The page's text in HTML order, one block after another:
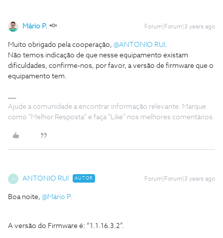
Mário P. Forum|Forum|3 years ago
Muito obrigado pela cooperação, @ANTONIO RUI .
Não temos indicação de que nesse equipamento existam
dificuldades, confirme-nos, por favor, a versão de firmware que o
equipamento tem.
Ajude a comunidade a encontrar informação relevante. Marque
como "Melhor Resposta" e faça "Like" nos melhores comentários.
A ANTONIO RUI AUTOR Forum|Forum|3 years ago
Boa noite, @Mário P.
A versão do Firmware é: “1.1.16.3.2”.